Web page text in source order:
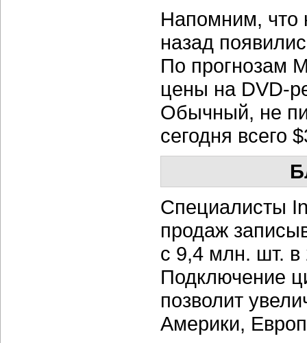
Напомним, что
назад
По прогнозам
цены на DVD-
Обычный, не
сегодня всего
Специалисты
продаж
с 9,4 млн. шт. в
Подключение
позволит
Америки,